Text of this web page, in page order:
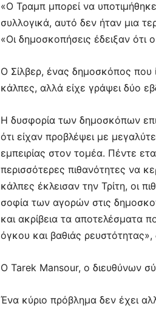
«Ο Τραμπ μπορεί να
συλλογικά, αυτό δεν ήταν μια
«Οι δημοσκοπήσεις έδειξαν ότι
Ο Σίλβερ, ένας δημοσκόπος που
κάλπες, αλλά είχε γράψει δύο
Η δυσφορία των δημοσκόπων
ότι είχαν προβλέψει με
εμπειρίας στον τομέα. Πέντε
περισσότερες πιθανότητες να
κάλπες έκλεισαν την Τρίτη, οι
σοφία των αγορών στις
και ακρίβεια τα αποτελέσματα
όγκου και βαθιάς ρευστότητας»,
Ο Tarek Mansour, ο διευθύνων
Ένα κύριο πρόβλημα δεν έχει